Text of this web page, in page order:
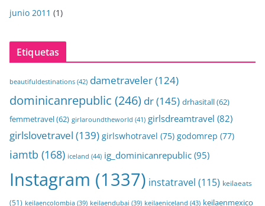
junio 2011 (1)
Etiquetas
beautifuldestinations (42) dametraveler(124)
dominicanrepublic (246) dr(145) drhasitall(62)
femmetravel(62) girlaroundtheworld (41) girlsdreamtravel (82)
girlslovetravel (139) girlswhotravel (75) godomrep (77)
iamtb (168) iceland (44) ig_dominicanrepublic (95)
Instagram (1337) instatravel (115) keilaeats
(51) keilaencolombia (39) keilaendubai (39) keilaeniceland (43) keilaenmexico